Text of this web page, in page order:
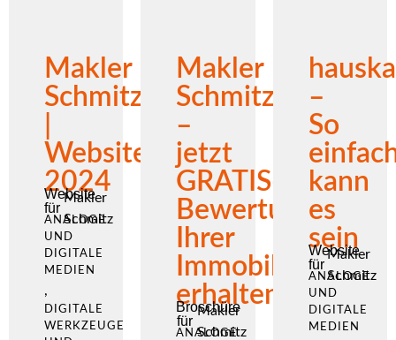
Makler
Schmitz
Website
2024
Website
für
Makler
Schmitz
ANALOGE
UND
DIGITALE
MEDIEN
,
DIGITALE
WERKZEUGE
Makler
Schmitz
–
jetzt
GRATIS-
Bewertung
Ihrer
Immobile
erhalten
Broschüre
für
Makler
Schmitz
ANALOGE
–
So
kann
es
sein
Website
für
Makler
Schmitz
ANALOGE
UND
DIGITALE
MEDIEN